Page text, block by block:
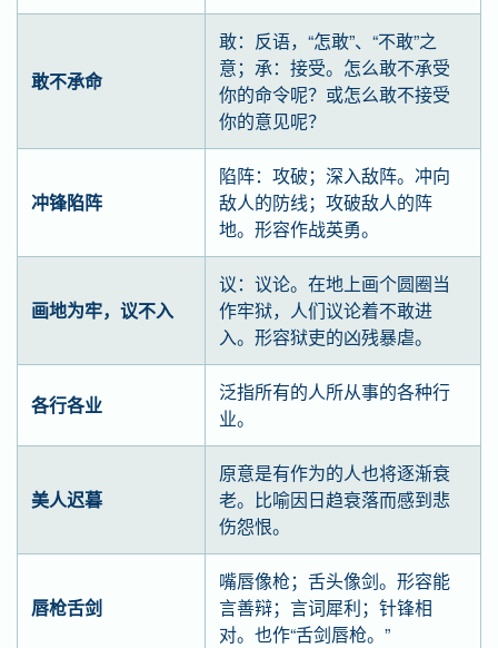
敢不承命
敢：反语，“怎敢”、“不敢”之
意；承：接受。怎么敢不承受
你的命令呢？或怎么敢不接受
你的意见呢？
冲锋陷阵
陷阵：攻破；深入敌阵。冲向
敌人的防线；攻破敌人的阵
地。形容作战英勇。
画地为牢，议不入
议：议论。在地上画个圆圈当
作牢狱，人们议论着不敢进
入。形容狱吏的凶残暴虐。
各行各业
泛指所有的人所从事的各种行
业。
美人迟暮
原意是有作为的人也将逐渐衰
老。比喻因日趋衰落而感到悲
伤怨恨。
唇枪舌剑
嘴唇像枪；舌头像剑。形容能
言善辩；言词犀利；针锋相
对。也作“舌剑唇枪。”